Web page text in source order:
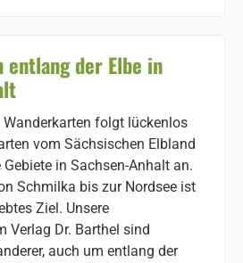
entlang der Elbe in
Wanderkarten folgt lückenlos
vom Sächsischen Elbland
in Sachsen-Anhalt an.
Schmilka bis zur Nordsee ist
Ziel. Unsere
Verlag Dr. Barthel sind
auch um entlang der